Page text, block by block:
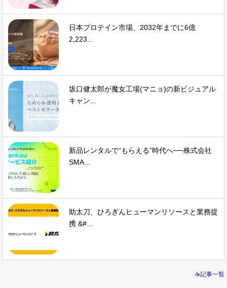
日本プロテイン市場、2032年までに6億
2,223...
坂口健太郎が魔女工場(マニョ)の新ビジュアル
キャン...
新品レンタルで“もらえる”時代へ──株式会社
SMA...
助太刀、ひろぎんヒューマンリソースと業務提
携 &#...
☕記事一覧